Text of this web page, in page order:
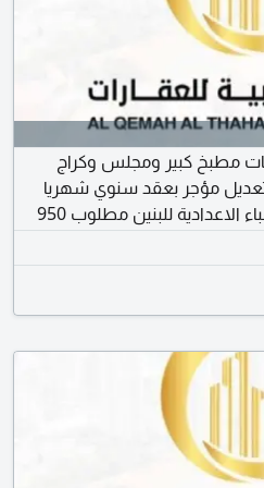
للبيع 5 غرف و4 حمامات مطبخ كبير ومجلس وكراج
تعديل مؤجر بعقد سنوي شهريا
7000 درهم الفيلا مقابلة مدرسة الشهباء الاعدادية للبنين مطلوب 950